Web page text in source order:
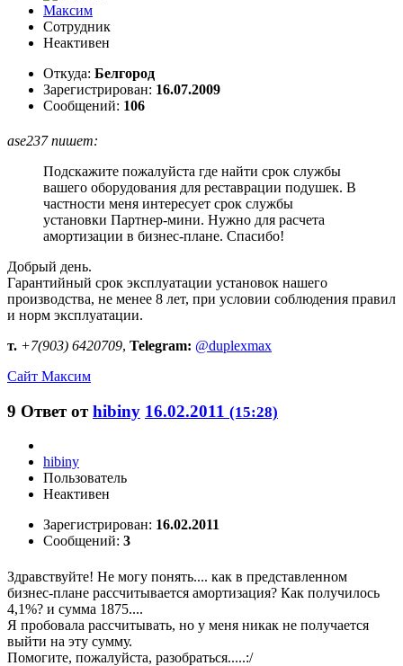
Максим
Сотрудник
Неактивен
Откуда: Белгород
Зарегистрирован: 16.07.2009
Сообщений: 106
ase237 пишет:
Подскажите пожалуйста где найти срок службы
вашего оборудования для реставрации подушек. В
частности меня интересует срок службы
установки Партнер-мини. Нужно для расчета
амортизации в бизнес-плане. Спасибо!
Добрый день.
Гарантийный срок эксплуатации установок нашего
производства, не менее 8 лет, при условии соблюдения правил
и норм эксплуатации.
т. +7(903) 6420709, Telegram: @duplexmax
Сайт Максим
9 Ответ отhibiny 16.02.2011 (15:28)
hibiny
Пользователь
Неактивен
Зарегистрирован: 16.02.2011
Сообщений: 3
Здравствуйте! Не могу понять.... как в представленном
бизнес-плане рассчитывается амортизация? Как получилось
4,1%? и сумма 1875....
Я пробовала рассчитывать, но у меня никак не получается
выйти на эту сумму.
Помогите, пожалуйста, разобраться.....:/